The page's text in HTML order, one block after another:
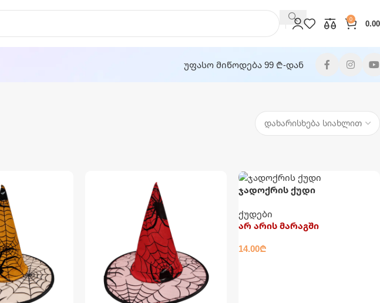
0 0.00
უფასო მიწოდება 99 ₾-დან
ჯადოქრის ქუდი
ქუდები
არ არის მარაგში
14.00₾